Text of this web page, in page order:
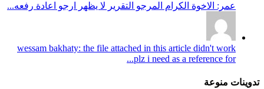
عمر: الاخوة الكرام المرجو التقرير لا يظهر ارجو اعادة رفعه...
wessam bakhaty: the file attached in this article didn't work
plz i need as a reference for...
تدوينات منوعة